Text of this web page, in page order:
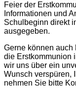
Feier der
Informationen und
Schulbeginn direkt
ausgegeben.
Gerne können
die Erstkommunion
wir uns über ein
Wunsch verspüren,
nehmen Sie bitte